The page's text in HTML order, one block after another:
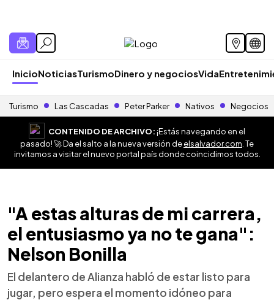
InicioNoticiasTurismoDinero y negociosVida
Turismo Las Cascadas Peter Parker Nativos Negocios
CONTENIDO DE ARCHIVO:¡Estás navegando en el
pasado! 🚀 Da el salto a la nueva versión deelsalvador.com . Te
invitamos a visitar el nuevo portal país donde coincidimos todos.
"A estas alturas de mi carrera,
el entusiasmo ya no te gana":
Nelson Bonilla
El delantero de Alianza habló de estar listo para
jugar, pero espera el momento idóneo para